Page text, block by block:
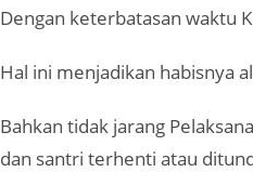
Dengan keterbatasan waktu
Hal ini menjadikan habisnya
Bahkan tidak jarang
dan santri terhenti atau